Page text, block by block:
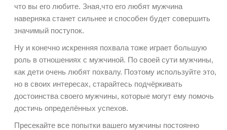
что вы его любите. Зная,что его любят мужчина
наверняка станет сильнее и способен будет совершить
значимый поступок.
Ну и конечно искренняя похвала тоже играет большую
роль в отношениях с мужчиной. По своей сути мужчины,
как дети очень любят похвалу. Поэтому используйте это,
но в своих интересах, старайтесь подчёркивать
достоинства своего мужчины, которые могут ему помочь
достичь определённых успехов.
Пресекайте все попытки вашего мужчины постоянно